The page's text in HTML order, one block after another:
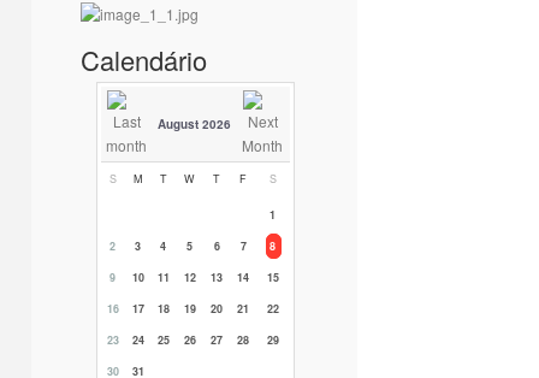
Calendário
August 2026
S M T W T F S
1
2
3 4 5 6 7
8
9
10 11 12 13 14
15
16
17 18 19 20 21
22
23
24 25 26 27 28
29
30
31